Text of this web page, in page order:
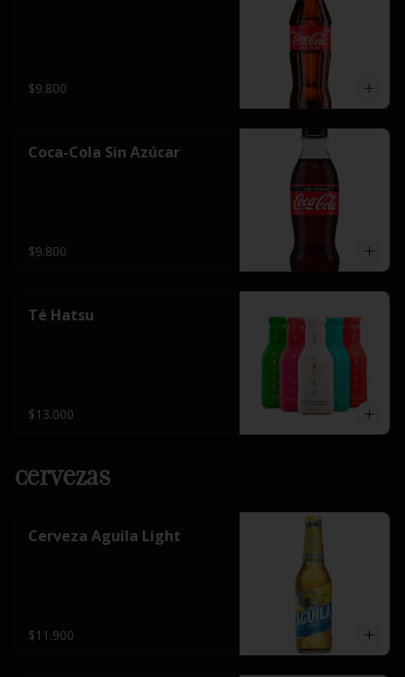
$9.800
Coca-Cola Sin Azúcar
$9.800
Té Hatsu
$13.000
Cervezas
Cerveza Aguila Light
$11.900